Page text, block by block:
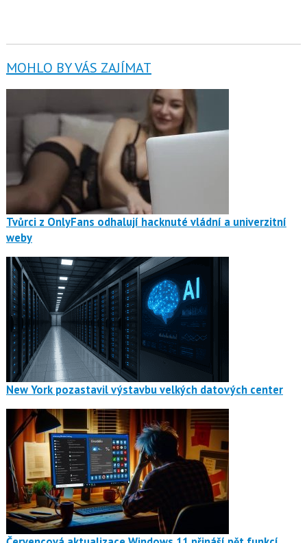
MOHLO BY VÁS ZAJÍMAT
Tvůrci z OnlyFans odhalují hacknuté vládní a univerzitní
weby
New York pozastavil výstavbu velkých datových center